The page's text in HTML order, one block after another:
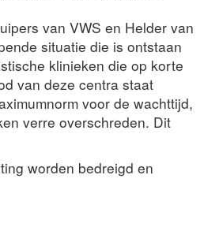
van VWS en Helder van
situatie die is ontstaan
klinieken die op korte
van deze centra staat
voor de wachttijd,
verre overschreden. Dit
worden bedreigd en